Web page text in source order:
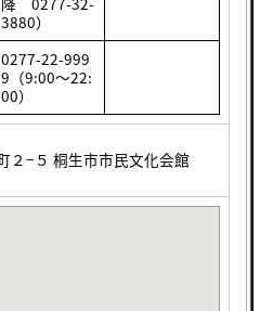
3880）
0277-22-999
9（9:00～22:
00）
２−５ 桐生市市民文化会館